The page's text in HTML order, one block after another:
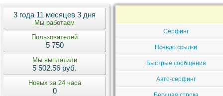
3 года 11 месяцев 3 дня
Мы работаем
Пользователей
5 750
Мы выплатили
5 502.56 руб.
Новых за 24 часа
0
Серфинг
Псевдо ссылки
Быстрые сообщения
Авто-серфинг